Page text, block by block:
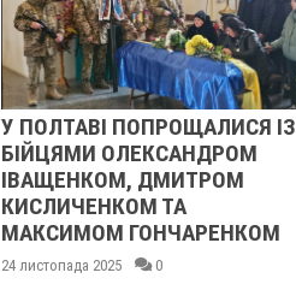
У ПОЛТАВІ ПОПРОЩАЛИСЯ ІЗ
БІЙЦЯМИ ОЛЕКСАНДРОМ
ІВАЩЕНКОМ, ДМИТРОМ
КИСЛИЧЕНКОМ ТА
МАКСИМОМ ГОНЧАРЕНКОМ
24 листопада 2025 0